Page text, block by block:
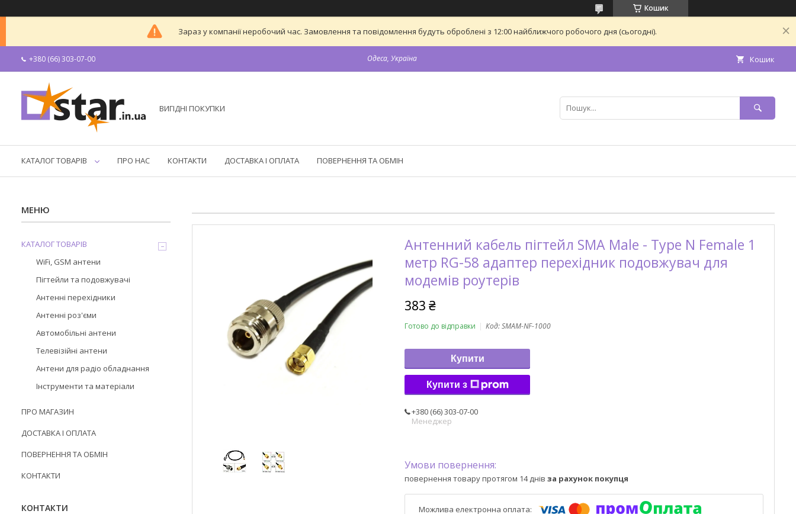
Кошик
Зараз у компанії неробочий час. Замовлення та повідомлення будуть оброблені з 12:00 найближчого робочого дня (сьогодні).
+380 (66) 303-07-00 Одеса, Україна Кошик
ВИГІДНІ ПОКУПКИ
КАТАЛОГ ТОВАРІВ ПРО НАС КОНТАКТИ ДОСТАВКА І ОПЛАТА ПОВЕРНЕННЯ ТА ОБМІН
Антенний кабель пігтейл SMA Male - Type N Female 1
метр RG-58 адаптер перехідник подовжувач для
модемів роутерів
383 ₴
Готово до відправки Код:SMAM-NF-1000
Купити
Купити з
+380 (66) 303-07-00
Менеджер
повернення товару протягом 14 днів за рахунок покупця
КАТАЛОГ ТОВАРІВ
WiFi, GSM антени
Пігтейли та подовжувачі
Антенні перехідники
Антенні роз'єми
Автомобільні антени
Телевізійні антени
Антени для радіо обладнання
Інструменти та матеріали
ПРО МАГАЗИН
ДОСТАВКА І ОПЛАТА
ПОВЕРНЕННЯ ТА ОБМІН
КОНТАКТИ
КОНТАКТИ